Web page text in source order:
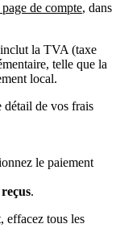
de compte, dans
la TVA (taxe
telle que la
local.
détail de vos frais
le paiement
.
effacez tous les